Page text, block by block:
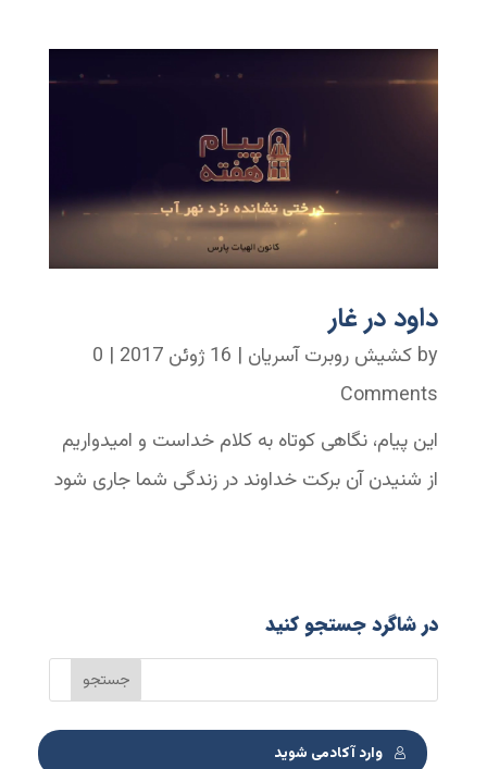
داود در غار
by کشیش روبرت آسریان | 16 ژوئن 2017
| 0
Comments
این پیام، نگاهی کوتاه به کلام خداست و امیدواریم
از شنیدن آن برکت خداوند در زندگی شما جاری شود
در شاگرد جستجو کنید
وارد آکادمی شوید